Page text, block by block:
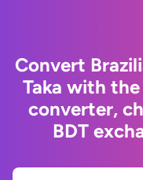
Convert
Taka with
converter,
BDT